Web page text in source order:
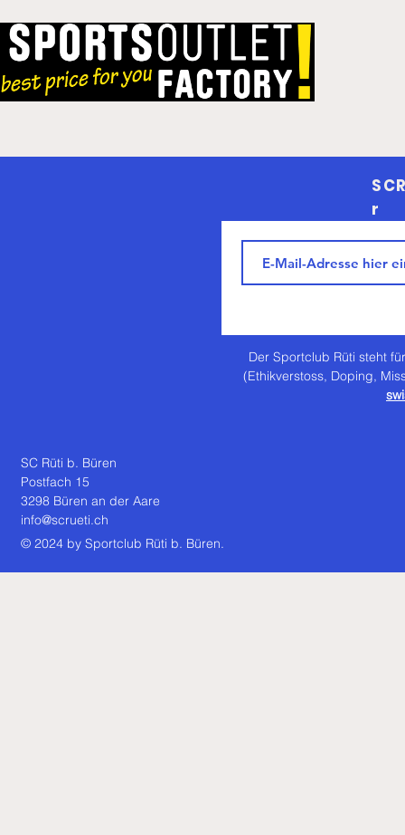
r
Der Sportclub Rüti steht
(Ethikverstoss, Doping,
SC Rüti b. Büren
Postfach 15
3298 Büren an der Aare
info@scrueti.ch
© 2024 by Sportclub Rüti b. Büren.